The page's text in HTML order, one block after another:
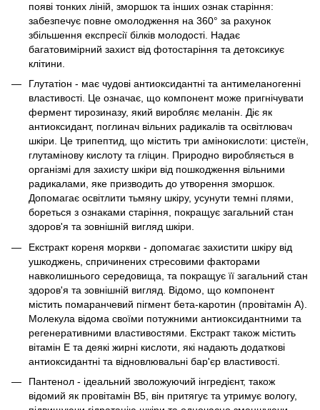
появі тонких ліній, зморшок та інших ознак старіння:
забезпечує повне омолодження на 360° за рахунок
збільшення експресії білків молодості. Надає
багатовимірний захист від фотостаріння та детоксикує
клітини.
Глутатіон - має чудові антиоксидантні та антимеланогенні
властивості. Це означає, що компонент може пригнічувати
фермент тирозиназу, який виробляє меланін. Діє як
антиоксидант, поглинач вільних радикалів та освітлювач
шкіри. Це трипептид, що містить три амінокислоти: цистеїн,
глутамінову кислоту та гліцин. Природно виробляється в
організмі для захисту шкіри від пошкодження вільними
радикалами, яке призводить до утворення зморшок.
Допомагає освітлити тьмяну шкіру, усунути темні плями,
бореться з ознаками старіння, покращує загальний стан
здоров'я та зовнішній вигляд шкіри.
Екстракт кореня моркви - допомагає захистити шкіру від
ушкоджень, спричинених стресовими факторами
навколишнього середовища, та покращує її загальний стан
здоров'я та зовнішній вигляд. Відомо, що компонент
містить помаранчевий пігмент бета-каротин (провітамін А).
Молекула відома своїми потужними антиоксидантними та
регенеративними властивостями. Екстракт також містить
вітамін Е та деякі жирні кислоти, які надають додаткові
антиоксидантні та відновлювальні бар'єр властивості.
Пантенол - ідеальний зволожуючий інгредієнт, також
відомий як провітамін B5, він притягує та утримує вологу,